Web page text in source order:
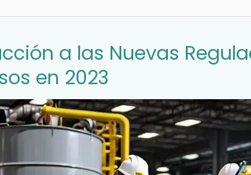
a las Nuevas
en 2023